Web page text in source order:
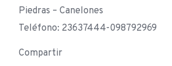
Piedras – Canelones
Teléfono: 23637444-098792969
Compartir